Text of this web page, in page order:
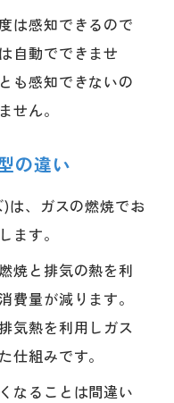
は感知できるので
自動でできませ
も感知できないの
せん。
の違い
は、ガスの燃焼でお
ます。
焼と排気の熱を利
費量が減ります。
気熱を利用しガス
仕組みです。
なることは間違い